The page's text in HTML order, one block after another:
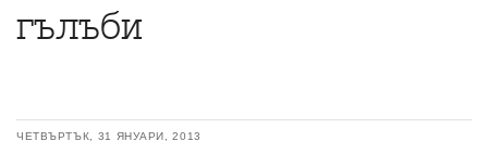
гълъби
ЧЕТВЪРТЪК, 31 ЯНУАРИ, 2013